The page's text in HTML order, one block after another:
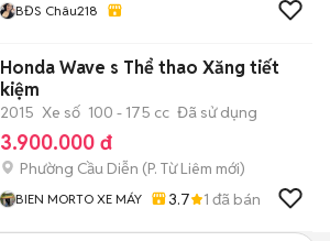
BĐS Châu218
Honda Wave s Thể thao Xăng tiết
kiệm
2015 Xe số 100 - 175 cc Đã sử dụng
3.900.000 đ
Phường Cầu Diễn (P. Từ Liêm mới)
BIEN MORTO XE MÁY 3.7 1 đã bán